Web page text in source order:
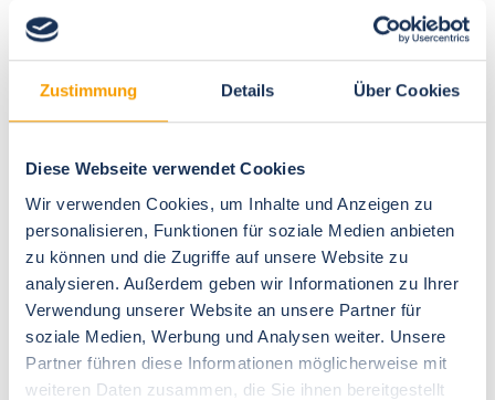
Zustimmung Details Über Cookies
Diese Webseite verwendet Cookies
Wir verwenden Cookies, um Inhalte und Anzeigen zu
personalisieren, Funktionen für soziale Medien anbieten
zu können und die Zugriffe auf unsere Website zu
analysieren. Außerdem geben wir Informationen zu Ihrer
Verwendung unserer Website an unsere Partner für
soziale Medien, Werbung und Analysen weiter. Unsere
Partner führen diese Informationen möglicherweise mit
weiteren Daten zusammen, die Sie ihnen bereitgestellt
Telefon 038203 775570
Sollten Sie uns nicht erreichen,
hinterlassen sie gerne eine Nachricht –
Wir rufen sie dann zurück
Büro
An der Waterkant 8
18211 Börgerende
Besuchen Sie uns von Montag bis Freitag gerne in unserem
Büro oder kontaktieren sie uns per Telefon oder E-Mail
Ihre Ansprechpartner
Wir sind für Sie da